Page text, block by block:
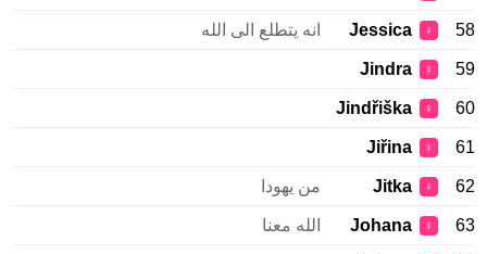
58
♀
Jessica انه يتطلع الى الله
59
♀
Jindra
60
♀
Jindřiška
61
♀
Jiřina
62
♀
Jitka من يهودا
63
♀
Johana الله معنا